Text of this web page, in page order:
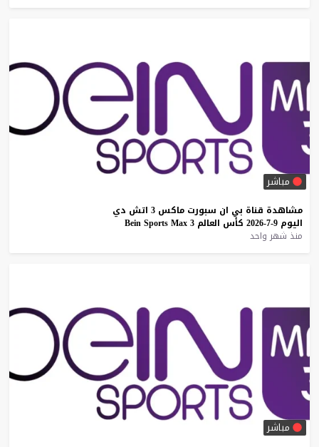
مباشر
مشاهدة قناة بي ان سبورت ماكس 3 اتش دي
اليوم 9-7-2026 كأس العالم Bein Sports Max 3
منذ شهر واحد
مباشر